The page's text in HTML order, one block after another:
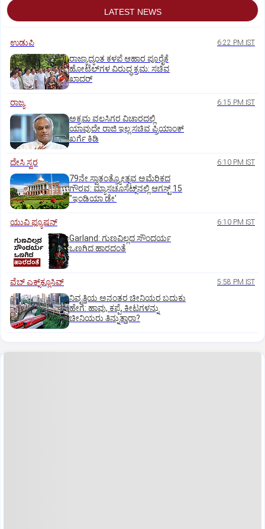
LATEST NEWS
ಉಡುಪಿ 6:22 PM IST
ರಾಜ್ಯಾದ್ಯಂತ ಕಳಪೆ ಆಹಾರ ಪೂರೈಕೆ
ಹೋಟೆಲ್‌ಗಳ ವಿರುದ್ಧ ಕ್ರಮ: ಸಚಿವ
ಖಾದರ್
ರಾಜ್ಯ 6:15 PM IST
ಅಕ್ರಮ ವಲಸಿಗರ ವಿಚಾರದಲ್ಲಿ
ಯಾವುದೇ ರಾಜಿ ಇಲ್ಲ:ಸಚಿವ ಪ್ರಿಯಾಂಕ್
ಖರ್ಗೆ ಕಿಡಿ
ದೇಸಿ ಸ್ವರ 6:10 PM IST
79ನೇ ಸ್ವಾತಂತ್ರ್ಯೋತ್ಸವ ಅಮೆರಿಕದ
ಗೌರವ: ಮ್ಯಾಸಚೂಸೆಟ್ಸ್‌ನಲ್ಲಿ ಆಗಸ್ಟ್‌ 15
"ಇಂಡಿಯಾ ಡೇ'
ಯುವಿ ಫ್ಯೂಷನ್ 6:10 PM IST
Garland: ಗುಣವಿಲ್ಲದ ಸೌಂದರ್ಯ
ಒಣಗಿದ ಹಾರದಂತೆ
ವೆಬ್ ಎಕ್ಸ್‌ಕ್ಲೂಸಿವ್ 5:58 PM IST
ನಿವೃತ್ತಿಯ ಅನಂತರ ಚೀನಿಯರ ಬದುಕು
ಹೇಗೆ: ಹಾವು, ಕಪ್ಪೆ, ಕೀಟಗಳನ್ನು
ಚೀನಿಯರು ತಿನ್ನುತ್ತಾರಾ?